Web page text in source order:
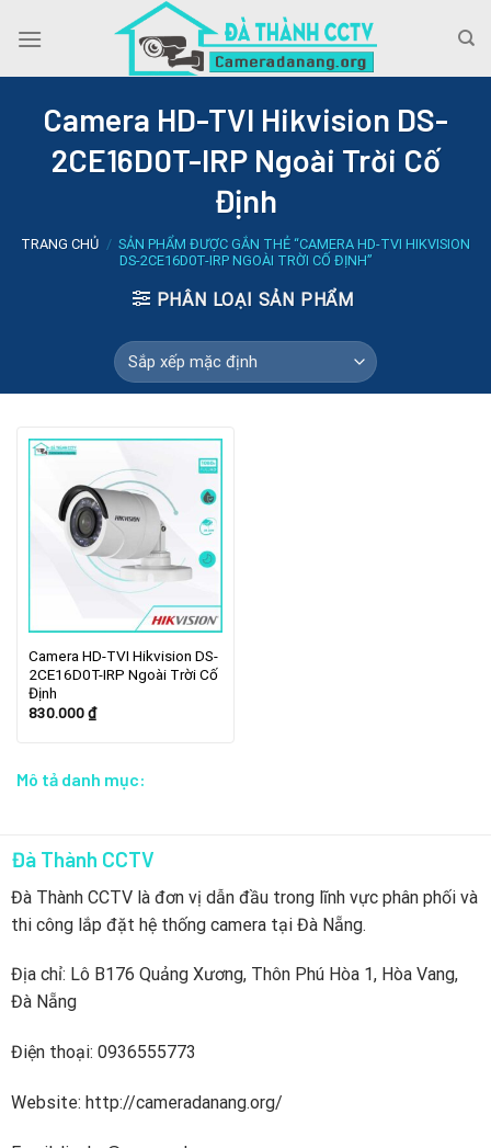
Camera HD-TVI Hikvision DS-
2CE16D0T-IRP Ngoài Trời Cố
Định
TRANG CHỦ / SẢN PHẨM ĐƯỢC GẮN THẺ “CAMERA HD-TVI HIKVISION
DS-2CE16D0T-IRP NGOÀI TRỜI CỐ ĐỊNH”
PHÂN LOẠI SẢN PHẨM
Camera HD-TVI Hikvision DS-
2CE16D0T-IRP Ngoài Trời Cố
Định
830.000₫
Mô tả danh mục:
Đà Thành CCTV
Đà Thành CCTV là đơn vị dẫn đầu trong lĩnh vực phân phối và
thi công lắp đặt hệ thống camera tại Đà Nẵng.
Địa chỉ: Lô B176 Quảng Xương, Thôn Phú Hòa 1, Hòa Vang,
Đà Nẵng
Điện thoại: 0936555773
Website: http://cameradanang.org/